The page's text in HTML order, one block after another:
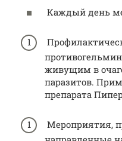
Каждый день
живущим в
паразитов.
препарата
Мероприятия,